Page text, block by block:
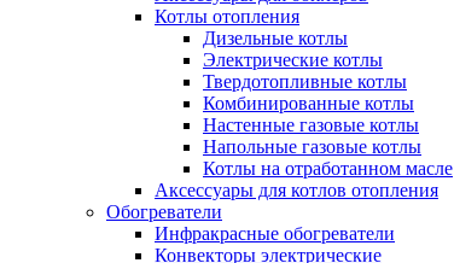
Котлы отопления
Дизельные котлы
Электрические котлы
Твердотопливные котлы
Комбинированные котлы
Настенные газовые котлы
Напольные газовые котлы
Котлы на отработанном масле
Аксессуары для котлов отопления
Обогреватели
Инфракрасные обогреватели
Конвекторы электрические